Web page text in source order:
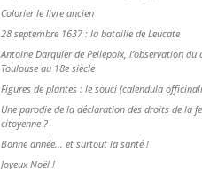
Colorier le livre ancien
28 septembre 1637 : la bataille de Leucate
Antoine Darquier de Pellepoix, l’observation du
Toulouse au 18e siècle
Figures de plantes : le souci (calendula
Une parodie de la déclaration des droits de la
citoyenne ?
Bonne année... et surtout la santé !
Joyeux Noël !